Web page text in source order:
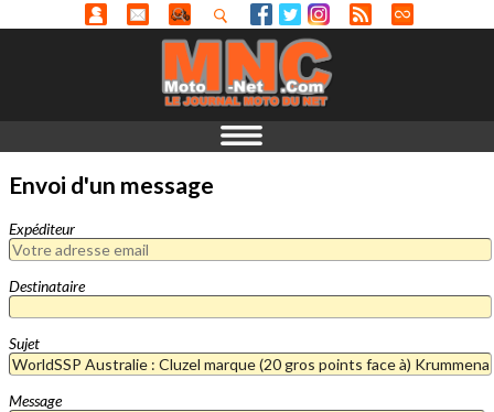
Envoi d'un message
Expéditeur
Destinataire
Sujet
Message